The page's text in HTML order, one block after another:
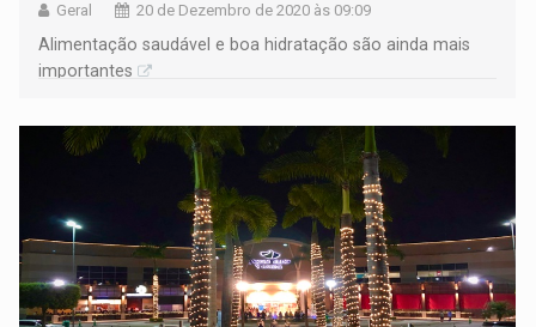
Geral 20 de Dezembro de 2020 às 09:09
Alimentação saudável e boa hidratação são ainda mais
importantes